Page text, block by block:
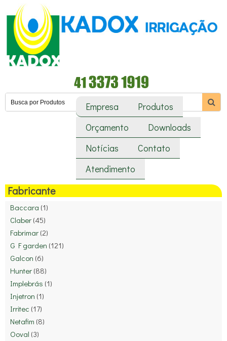
Empresa
Produtos
Orçamento
Downloads
Notícias
Contato
Atendimento
Fabricante
Baccara (1)
Claber (45)
Fabrimar (2)
G F garden (121)
Galcon (6)
Hunter (88)
Implebrás (1)
Injetron (1)
Irritec (17)
Netafim (8)
Ooval (3)